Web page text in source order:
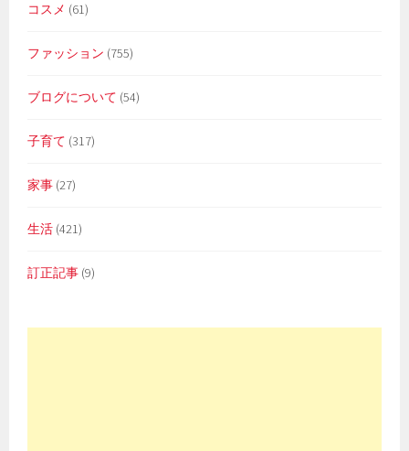
コスメ (61)
ファッション (755)
ブログについて (54)
子育て (317)
家事 (27)
生活 (421)
訂正記事 (9)